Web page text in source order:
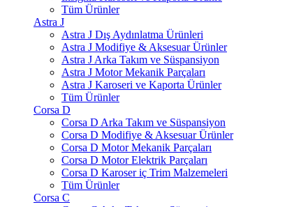
Tüm Ürünler
Astra J
Astra J Dış Aydınlatma Ürünleri
Astra J Modifiye & Aksesuar Ürünler
Astra J Arka Takım ve Süspansiyon
Astra J Motor Mekanik Parçaları
Astra J Karoseri ve Kaporta Ürünler
Tüm Ürünler
Corsa D
Corsa D Arka Takım ve Süspansiyon
Corsa D Modifiye & Aksesuar Ürünler
Corsa D Motor Mekanik Parçaları
Corsa D Motor Elektrik Parçaları
Corsa D Karoser iç Trim Malzemeleri
Tüm Ürünler
Corsa C